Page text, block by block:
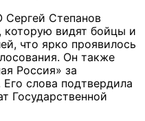
Сергей Степанов
видят бойцы и
что ярко проявилось
Он также
Россия» за
слова подтвердила
Государственной